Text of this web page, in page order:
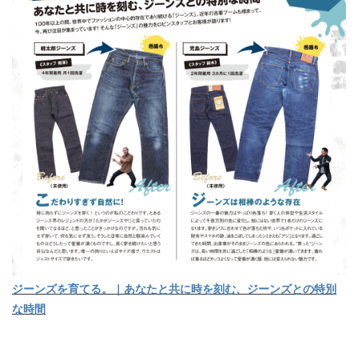
ジーンズを育てる。｜あなたと共に時を刻む、ジーンズとの特別
な時間